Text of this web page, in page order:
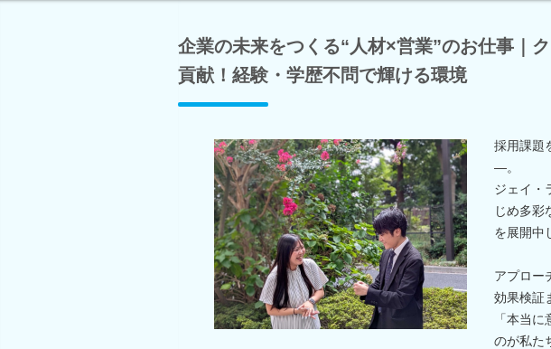
企業の未来をつくる“人材×営業”のお仕事｜
貢献！経験・学歴不問で輝ける環境
採用課題
―。
ジェイ・
じめ多彩
を展開中
アプロー
効果検証
「本当
のが私た